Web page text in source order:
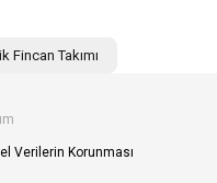
Fincan Takımı
Verilerin Korunması